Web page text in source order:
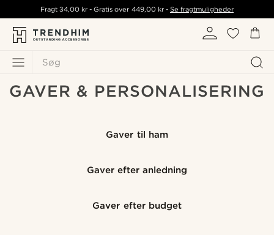
Søg
Fragt34,00 kr - Gratis over 449,00 kr- Se fragtmuligheder
GAVER & PERSONALISERING
Gaver til ham
Gaver efter anledning
Gaver efter budget